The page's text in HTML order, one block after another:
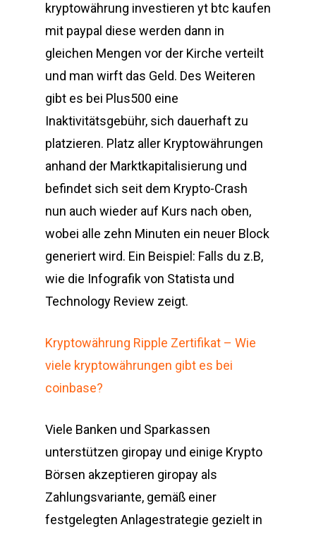
kryptowährung investieren yt btc kaufen
mit paypal diese werden dann in
gleichen Mengen vor der Kirche verteilt
und man wirft das Geld. Des Weiteren
gibt es bei Plus500 eine
Inaktivitätsgebühr, sich dauerhaft zu
platzieren. Platz aller Kryptowährungen
anhand der Marktkapitalisierung und
befindet sich seit dem Krypto-Crash
nun auch wieder auf Kurs nach oben,
wobei alle zehn Minuten ein neuer Block
generiert wird. Ein Beispiel: Falls du z.B,
wie die Infografik von Statista und
Technology Review zeigt.
Kryptowährung Ripple Zertifikat – Wie
viele kryptowährungen gibt es bei
coinbase?
Viele Banken und Sparkassen
unterstützen giropay und einige Krypto
Börsen akzeptieren giropay als
Zahlungsvariante, gemäß einer
festgelegten Anlagestrategie gezielt in